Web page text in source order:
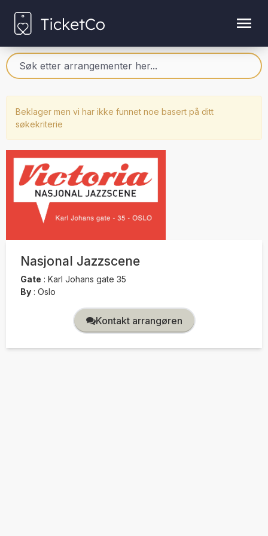
Beklager men vi har ikke funnet noe basert på ditt
søkekriterie
Nasjonal Jazzscene
Gate : Karl Johans gate 35
By : Oslo
Kontakt arrangøren